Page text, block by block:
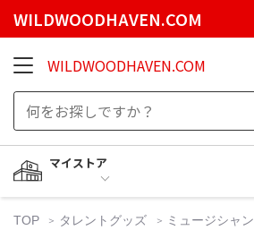
WILDWOODHAVEN.COM
WILDWOODHAVEN.COM
マイストア
TOP タレントグッズ ミュージシャン